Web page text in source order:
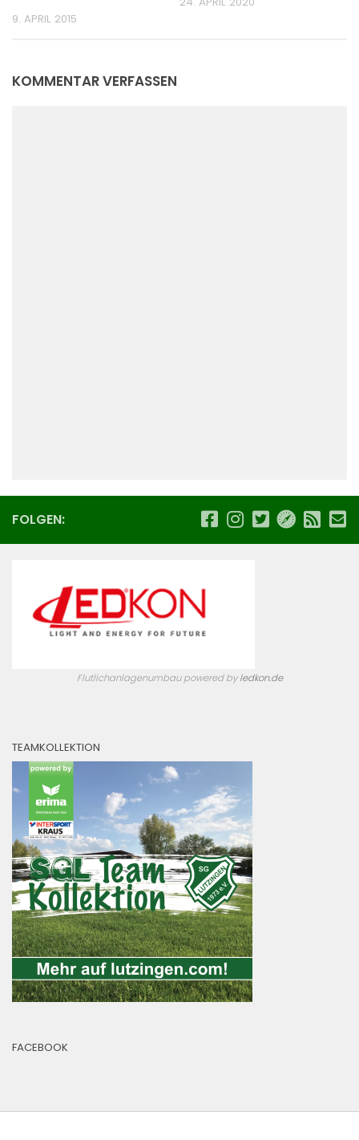
9. APRIL 2015
KOMMENTAR VERFASSEN
FOLGEN:
Flutlichanlagenumbau powered byledkon.de
TEAMKOLLEKTION
FACEBOOK